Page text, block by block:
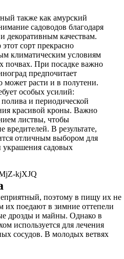
также как амурский
садоводов благодаря
декоративным качествам.
сорт прекрасно
климатическим условиям
почвах. При посадке важно
предпочитает
может расти и в полутени.
особых усилий:
полива и периодической
красивой кроны. Важно
листвы, чтобы
вредителей. В результате,
отличным выбором для
украшения садовых
kjXJQ
поэтому в пищу их не
их поедают в зимние оттепели
дрозды и майны. Однако в
используется для лечения
сосудов. В молодых ветвях